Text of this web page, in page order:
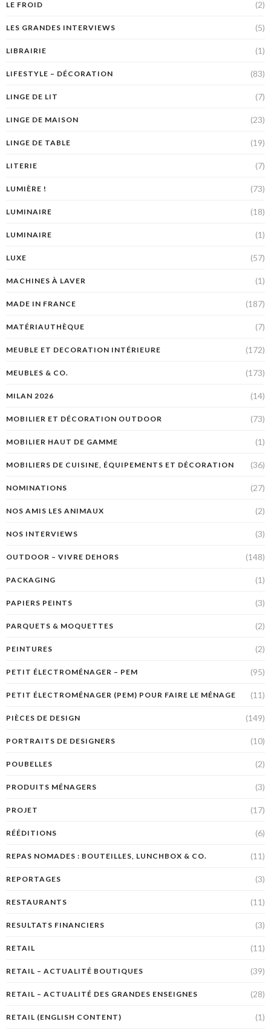
LE FROID (2)
LES GRANDES INTERVIEWS (5)
LIBRAIRIE (1)
LIFESTYLE – DÉCORATION (83)
LINGE DE LIT (7)
LINGE DE MAISON (23)
LINGE DE TABLE (19)
LITERIE (7)
LUMIÈRE ! (73)
LUMINAIRE (18)
LUMINAIRE (1)
LUXE (57)
MACHINES À LAVER (1)
MADE IN FRANCE (187)
MATÉRIAUTHÈQUE (7)
MEUBLE ET DECORATION INTÉRIEURE (172)
MEUBLES & CO. (173)
MILAN 2026 (14)
MOBILIER ET DÉCORATION OUTDOOR (73)
MOBILIER HAUT DE GAMME (1)
MOBILIERS DE CUISINE, ÉQUIPEMENTS ET DÉCORATION (36)
NOMINATIONS (27)
NOS AMIS LES ANIMAUX (2)
NOS INTERVIEWS (3)
OUTDOOR – VIVRE DEHORS (148)
PACKAGING (1)
PAPIERS PEINTS (3)
PARQUETS & MOQUETTES (2)
PEINTURES (2)
PETIT ÉLECTROMÉNAGER – PEM (95)
PETIT ÉLECTROMÉNAGER (PEM) POUR FAIRE LE MÉNAGE (11)
PIÈCES DE DESIGN (149)
PORTRAITS DE DESIGNERS (10)
POUBELLES (2)
PRODUITS MÉNAGERS (3)
PROJET (17)
RÉÉDITIONS (6)
REPAS NOMADES : BOUTEILLES, LUNCHBOX & CO. (11)
REPORTAGES (3)
RESTAURANTS (11)
RESULTATS FINANCIERS (3)
RETAIL (11)
RETAIL – ACTUALITÉ BOUTIQUES (39)
RETAIL – ACTUALITÉ DES GRANDES ENSEIGNES (28)
RETAIL (ENGLISH CONTENT) (1)